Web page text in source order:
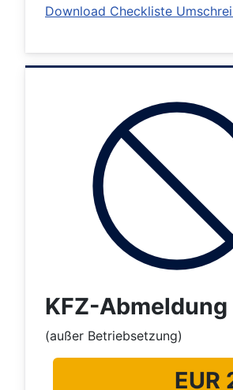
Download Checkliste
KFZ-Abmeldung
(außer Betriebsetzung)
EUR